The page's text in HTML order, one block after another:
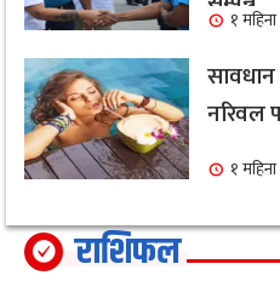
१
सावधान
नरिवल
१
राशिफल